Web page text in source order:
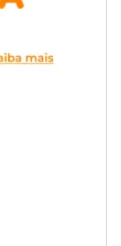
ao dia nos
só a Cobasi